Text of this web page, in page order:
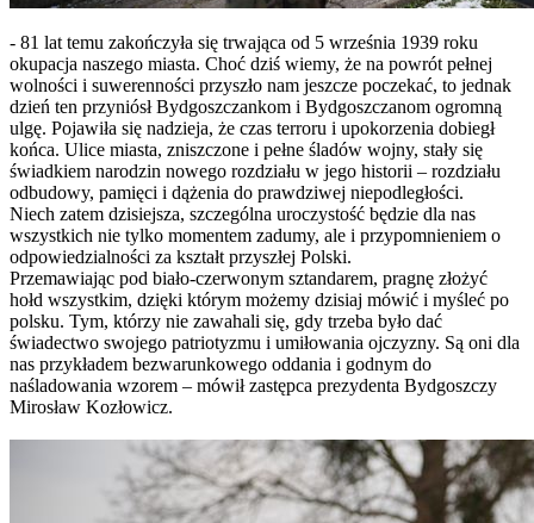
- 81 lat temu zakończyła się trwająca od 5 września 1939 roku
okupacja naszego miasta. Choć dziś wiemy, że na powrót pełnej
wolności i suwerenności przyszło nam jeszcze poczekać, to jednak
dzień ten przyniósł Bydgoszczankom i Bydgoszczanom ogromną
ulgę. Pojawiła się nadzieja, że czas terroru i upokorzenia dobiegł
końca. Ulice miasta, zniszczone i pełne śladów wojny, stały się
świadkiem narodzin nowego rozdziału w jego historii – rozdziału
odbudowy, pamięci i dążenia do prawdziwej niepodległości.
Niech zatem dzisiejsza, szczególna uroczystość będzie dla nas
wszystkich nie tylko momentem zadumy, ale i przypomnieniem o
odpowiedzialności za kształt przyszłej Polski.
Przemawiając pod biało-czerwonym sztandarem, pragnę złożyć
hołd wszystkim, dzięki którym możemy dzisiaj mówić i myśleć po
polsku. Tym, którzy nie zawahali się, gdy trzeba było dać
świadectwo swojego patriotyzmu i umiłowania ojczyzny. Są oni dla
nas przykładem bezwarunkowego oddania i godnym do
naśladowania wzorem – mówił zastępca prezydenta Bydgoszczy
Mirosław Kozłowicz.